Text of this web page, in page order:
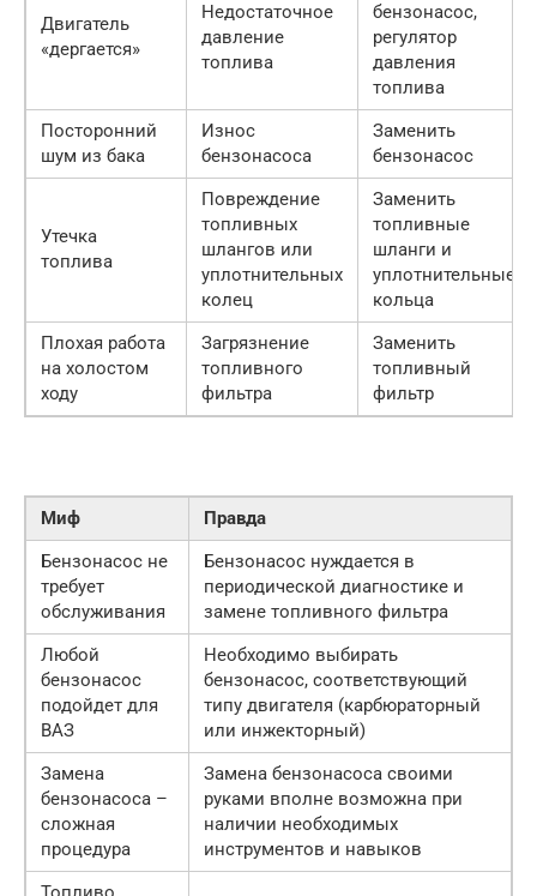
Двигатель
«дергается»
Недостаточное
давление
топлива
бензонасос,
регулятор
давления
топлива
Посторонний
шум из бака
Износ
бензонасоса
Заменить
бензонасос
Утечка
топлива
Повреждение
топливных
шлангов или
уплотнительных
колец
Заменить
топливные
шланги и
уплотнительные
кольца
Плохая работа
на холостом
ходу
Загрязнение
топливного
фильтра
Заменить
топливный
фильтр
Миф
Правда
Бензонасос не
требует
обслуживания
Бензонасос нуждается в
периодической диагностике и
замене топливного фильтра
Любой
бензонасос
подойдет для
ВАЗ
Необходимо выбирать
бензонасос, соответствующий
типу двигателя (карбюраторный
или инжекторный)
Замена
бензонасоса –
сложная
процедура
Замена бензонасоса своими
руками вполне возможна при
наличии необходимых
инструментов и навыков